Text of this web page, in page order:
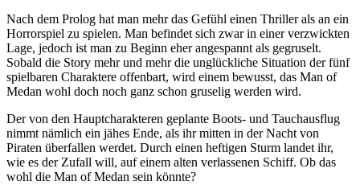
Nach dem Prolog hat man mehr das Gefühl einen Thriller als an ein
Horrorspiel zu spielen. Man befindet sich zwar in einer verzwickten
Lage, jedoch ist man zu Beginn eher angespannt als gegruselt.
Sobald die Story mehr und mehr die unglückliche Situation der fünf
spielbaren Charaktere offenbart, wird einem bewusst, das Man of
Medan wohl doch noch ganz schon gruselig werden wird.
Der von den Hauptcharakteren geplante Boots- und Tauchausflug
nimmt nämlich ein jähes Ende, als ihr mitten in der Nacht von
Piraten überfallen werdet. Durch einen heftigen Sturm landet ihr,
wie es der Zufall will, auf einem alten verlassenen Schiff. Ob das
wohl die Man of Medan sein könnte?